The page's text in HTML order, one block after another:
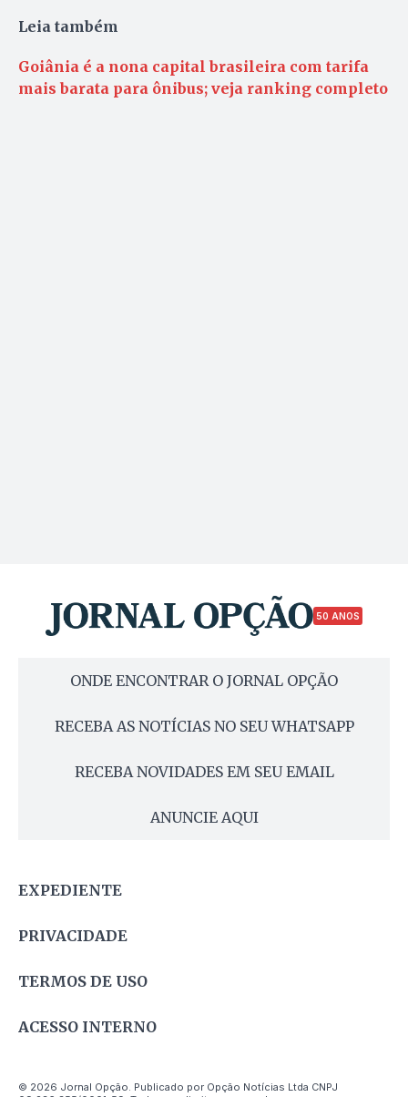
Leia também
Goiânia é a nona capital brasileira com tarifa
mais barata para ônibus; veja ranking completo
50 ANOS
ONDE ENCONTRAR O JORNAL OPÇÃO
RECEBA AS NOTÍCIAS NO SEU WHATSAPP
RECEBA NOVIDADES EM SEU EMAIL
ANUNCIE AQUI
EXPEDIENTE
PRIVACIDADE
TERMOS DE USO
ACESSO INTERNO
© 2026 Jornal Opção. Publicado por Opção Notícias Ltda CNPJ